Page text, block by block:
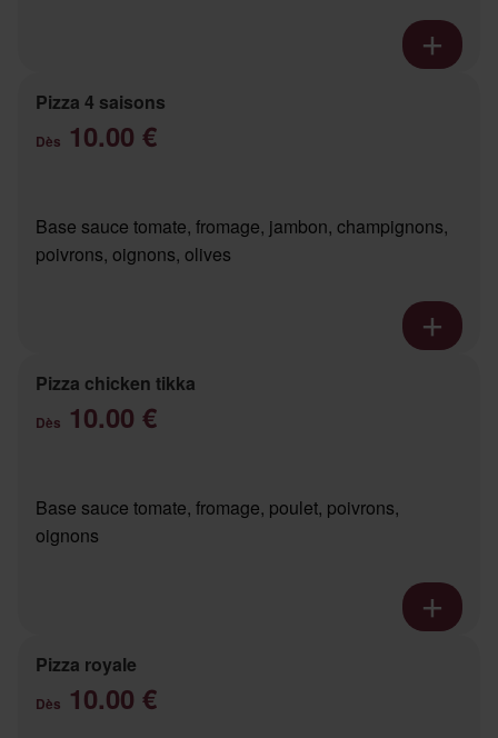
Pizza 4 saisons
Dès 10.00 €
Base sauce tomate, fromage, jambon, champignons,
poivrons, oignons, olives
Pizza chicken tikka
Dès 10.00 €
Base sauce tomate, fromage, poulet, poivrons,
oignons
Pizza royale
Dès 10.00 €